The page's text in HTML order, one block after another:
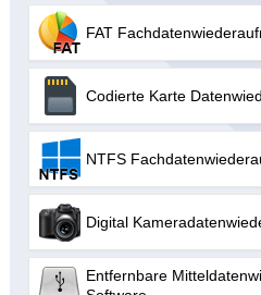
FAT
Codierte Karte
NTFS
Digital
Entfernbare